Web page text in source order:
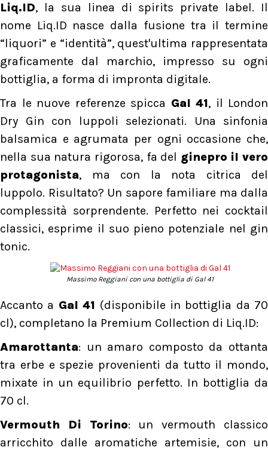
Liq.ID, la sua linea di spirits private label. Il
nome Liq.ID nasce dalla fusione tra il termine
“liquori” e “identità”, quest'ultima rappresentata
graficamente dal marchio, impresso su ogni
bottiglia, a forma di impronta digitale.
Tra le nuove referenze spicca Gal 41, il London
Dry Gin con luppoli selezionati. Una sinfonia
balsamica e agrumata per ogni occasione che,
nella sua natura rigorosa, fa del ginepro il vero
protagonista, ma con la nota citrica del
luppolo. Risultato? Un sapore familiare ma dalla
complessità sorprendente. Perfetto nei cocktail
classici, esprime il suo pieno potenziale nel gin
tonic.
Massimo Reggiani con una bottiglia di Gal 41
Accanto a Gal 41 (disponibile in bottiglia da 70
cl), completano la Premium Collection di Liq.ID:
Amarottanta: un amaro composto da ottanta
tra erbe e spezie provenienti da tutto il mondo,
mixate in un equilibrio perfetto. In bottiglia da
70 cl.
Vermouth Di Torino: un vermouth classico
arricchito dalle aromatiche artemisie, con un